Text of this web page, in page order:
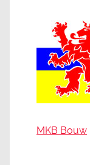
MKB Bouw